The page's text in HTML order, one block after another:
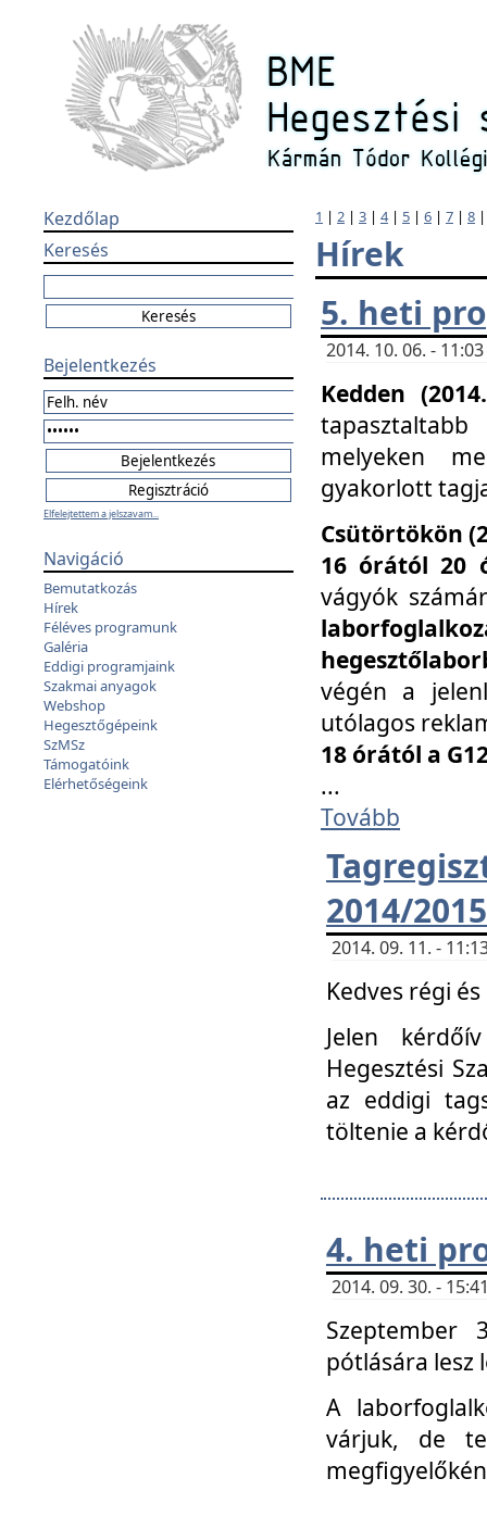
Kezdőlap
Keresés
Bejelentkezés
Elfelejtettem a jelszavam...
Navigáció
Bemutatkozás
Hírek
Féléves programunk
Galéria
Eddigi programjaink
Szakmai anyagok
Webshop
Hegesztőgépeink
SzMSz
Támogatóink
Elérhetőségeink
1 | 2 | 3 | 4| 5 | 6 | 7 | 8
Hírek
5. heti
2014. 10. 06. -
Kedden
melyeken
gyakorlott
Csütörtökön
16 órától 20
vágyók
végén a
utólagos
18 órától a
...
Tovább
2014/
2014. 09. 11. -
Kedves régi
Jelen
Hegesztési
az eddigi
töltenie a
4. heti
2014. 09. 30. -
Szeptember
pótlására lesz
A
várjuk, de